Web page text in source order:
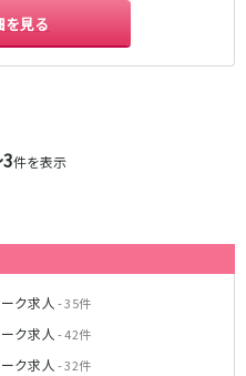
見る
件を表示
ク求人 - 35件
ク求人 - 42件
ク求人 - 32件
和駅
駅
田駅